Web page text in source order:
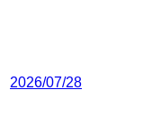
2026/07/28